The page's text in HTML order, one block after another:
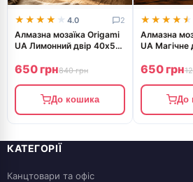
★★★★★
★★★★★ 4.0 2
Алмазна мозаїка Origami
UA Лимонний двір 40х50
650 грн840 грн
До кошика
★★★★★
★★★★★
Алмазна
UA Магічне
650 грн
До
КАТЕГОРІЇ
Канцтовари та офіс